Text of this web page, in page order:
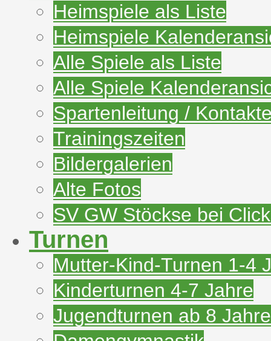
Heimspiele als Liste
Heimspiele
Alle Spiele als Liste
Alle Spiele
Spartenleitung /
Trainingszeiten
Bildergalerien
Alte Fotos
SV GW Stöckse bei
Turnen
Mutter-Kind-Turnen 1-4
Kinderturnen 4-7 Jahre
Jugendturnen ab 8 Jahre